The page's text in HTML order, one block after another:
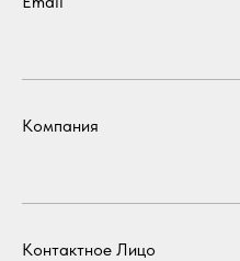
Компания
Контактное Лицо